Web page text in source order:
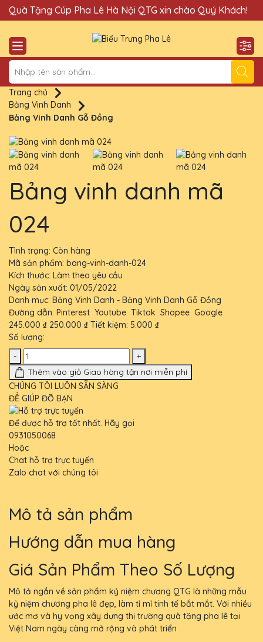
Quà Tặng Cúp Pha Lê Hà Nội QTG xin chào Quý Khách!
Trang chủ
Bảng Vinh Danh
Bảng Vinh Danh Gỗ Đồng
Bảng vinh danh mã
024
Tình trạng: Còn hàng
Mã sản phẩm: bang-vinh-danh-024
Kích thước: Làm theo yêu cầu
Ngày sản xuất: 01/05/2022
Danh mục: Bảng Vinh Danh - Bảng Vinh Danh Gỗ Đồng
Đường dẫn: Pinterest Youtube Tiktok Shopee Google
245.000 ₫ 250.000 ₫ Tiết kiệm: 5.000 ₫
Số lượng:
-
+
Thêm vào giỏ Giao hàng tận nơi miễn phí
CHÚNG TÔI LUÔN SẴN SÀNG
ĐỂ GIÚP ĐỠ BẠN
Để được hỗ trợ tốt nhất. Hãy gọi
0931050068
Hoặc
Chat hỗ trợ trực tuyến
Zalo chat với chúng tôi
Mô tả sản phẩm
Hướng dẫn mua hàng
Giá Sản Phẩm Theo Số Lượng
Mô tả ngắn về sản phẩm kỷ niệm chương QTG là những mẫu
kỷ niệm chương pha lê đẹp, làm tỉ mỉ tinh tế bắt mắt. Với nhiều
ước mơ và hy vọng xây dựng thị trường quà tặng pha lê tại
Việt Nam ngày càng mở rộng và phát triển